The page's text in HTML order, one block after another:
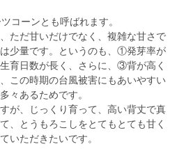
コーンとも呼ばれます。
ただ甘いだけでなく、複雑な甘さで
少量です。というのも、①発芽率が
育日数が長く、さらに、③背が高く
この時期の台風被害にもあいやすい
々あるためです。
が、じっくり育って、高い背丈で真
、とうもろこしをとてもとても甘く
いただきたいです。